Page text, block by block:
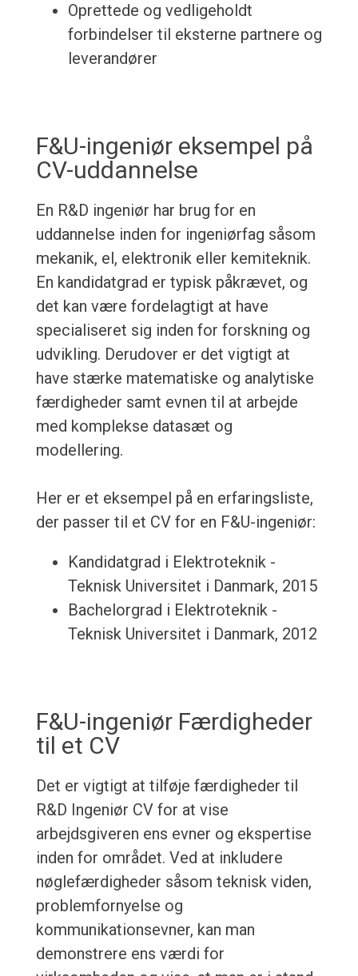
Oprettede og vedligeholdt
forbindelser til eksterne partnere og
leverandører
F&U-ingeniør eksempel på
CV-uddannelse
En R&D ingeniør har brug for en
uddannelse inden for ingeniørfag såsom
mekanik, el, elektronik eller kemiteknik.
En kandidatgrad er typisk påkrævet, og
det kan være fordelagtigt at have
specialiseret sig inden for forskning og
udvikling. Derudover er det vigtigt at
have stærke matematiske og analytiske
færdigheder samt evnen til at arbejde
med komplekse datasæt og
modellering.
Her er et eksempel på en erfaringsliste,
der passer til et CV for en F&U-ingeniør:
Kandidatgrad i Elektroteknik -
Teknisk Universitet i Danmark, 2015
Bachelorgrad i Elektroteknik -
Teknisk Universitet i Danmark, 2012
F&U-ingeniør Færdigheder
til et CV
Det er vigtigt at tilføje færdigheder til
R&D Ingeniør CV for at vise
arbejdsgiveren ens evner og ekspertise
inden for området. Ved at inkludere
nøglefærdigheder såsom teknisk viden,
problemfornyelse og
kommunikationsevner, kan man
demonstrere ens værdi for